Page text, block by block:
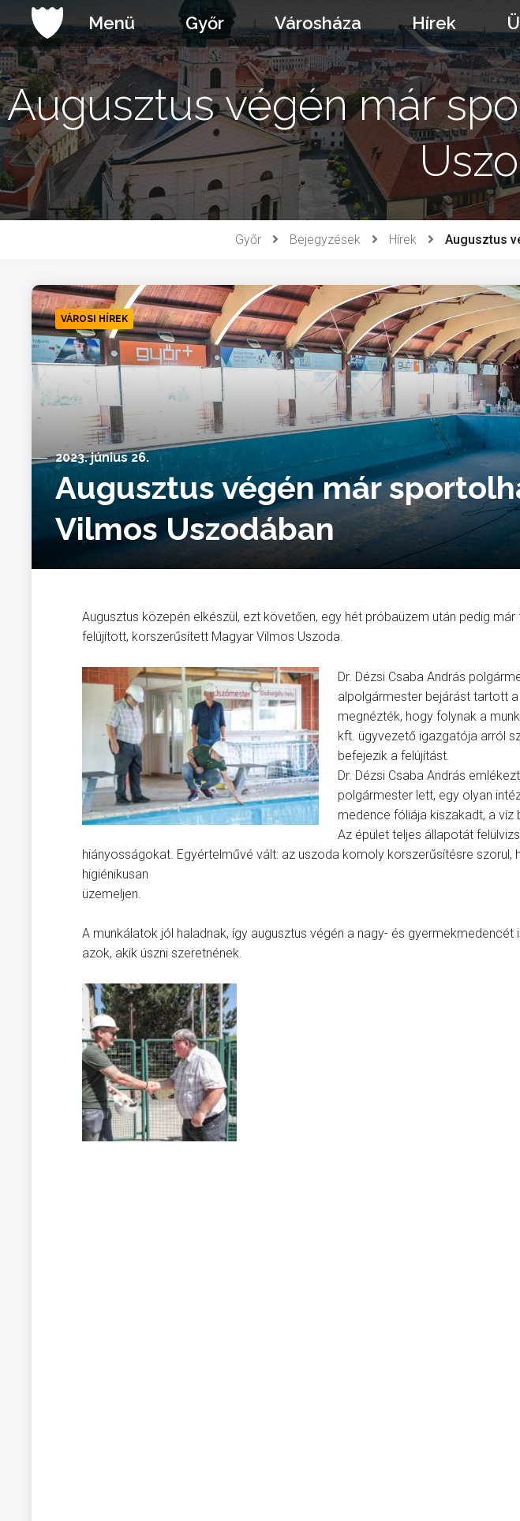
a
tartalomhoz
Menü Győr Városháza Hírek
Augusztus végén már
Győr Bejegyzések Hírek Augusztus
VÁROSI HÍREK
2023. június 26.
Augusztus végén már
Vilmos Uszodában
Augusztus közepén elkészül, ezt követően, egy hét próbaüzem után pedig
felújított, korszerűsített Magyar Vilmos Uszoda.
Dr. Dézsi Csaba András
alpolgármester bejárást tartott
megnézték, hogy folynak a
kft. ügyvezető igazgatója arról
befejezik a felújítást.
Dr. Dézsi Csaba András
polgármester lett, egy olyan
medence fóliája kiszakadt, a
Az épület teljes állapotát
hiányosságokat. Egyértelművé vált: az uszoda komoly korszerűsítésre szorul,
higiénikusan
üzemeljen.
A munkálatok jól haladnak, így augusztus végén a nagy- és gyermekmedencét
azok, akik úszni szeretnének.